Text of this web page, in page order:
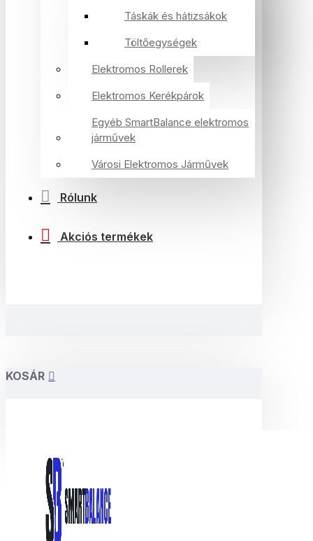
Táskák és hátizsákok
Töltőegységek
Elektromos Rollerek
Elektromos Kerékpárok
Egyéb SmartBalance elektromos
járművek
Városi Elektromos Járművek
Rólunk
Akciós termékek
KOSÁR